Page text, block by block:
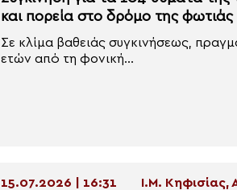
και πορεία στο δρόμο της φωτιάς
Σε κλίμα βαθειάς συγκινήσεως,
ετών από τη φονική...
15.07.2026 | 16:31 Ι.Μ.